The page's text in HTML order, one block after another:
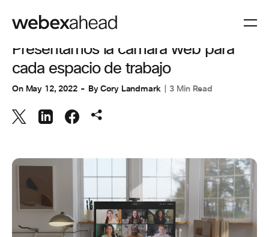
ESPACIOS DE TRABAJO
Presentamos la cámara web para
cada espacio de trabajo
On May 12, 2022 ByCory Landmark 3 Min Read